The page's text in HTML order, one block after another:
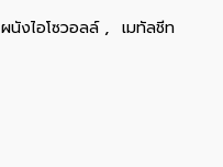
นังไอโซวอลล์ , เมทัลชีท